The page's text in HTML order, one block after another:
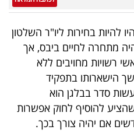
להיות בחירות ליו"ר השלטון
מתחרה לחיים ביבס, אך
רשויות מחויבים ללא
הישארותו בתפקיד
סדר בבלגן הוא
להוסיף לחוק אפשרות
אם יהיה צורך בכך.